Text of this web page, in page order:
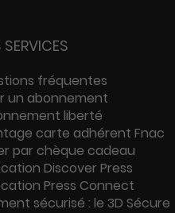
fréquentes
un abonnement
liberté
carte adhérent Fnac
par chèque cadeau
Discover Press
Press Connect
sécurisé : le 3D Sécure